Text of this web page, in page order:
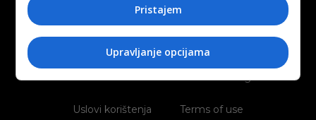
Kontakt O nama Marketing
Uslovi korištenja Terms of use
Pristajem
Upravljanje opcijama